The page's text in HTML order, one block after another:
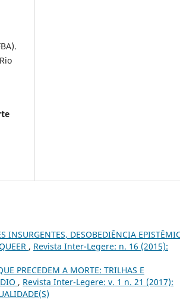
INSURGENTES, DESOBEDIÊNCIA
, Revista Inter-Legere: n. 16 (2015):
PRECEDEM A MORTE: TRILHAS E
, Revista Inter-Legere: v. 1 n. 21 (2017):